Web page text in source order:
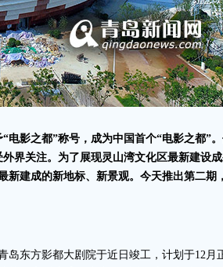
影之都”称号，成为中国首个“电影之都”
界关注。为了展现灵山湾文化区最新建设
新建成的新地标、新景观。今天推出第二期
东方影都大剧院于近日竣工，计划于12月